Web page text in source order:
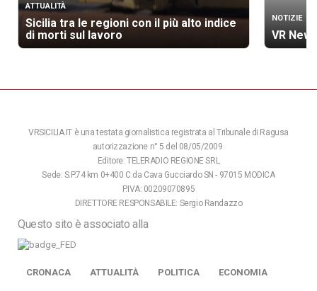
ATTUALITÀ
Sicilia tra le regioni con il più alto indice
di morti sul lavoro
NOTIZIE
VR
VRSICILIA.IT è una testata giornalistica registrata al Tribunale di Ragusa
autorizzazione n° 5 del 08/05/2009.
Editore: TELERADIO REGIONE SRL
Sede: S.P.74 km 0+400 C.da Cava Gucciardo SN - 97015 MODICA
P.IVA: 00209070895
DIRETTORE RESPONSABILE: Sergio Randazzo
Questo sito è associato alla
CRONACA ATTUALITÀ POLITICA ECONOMIA